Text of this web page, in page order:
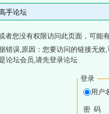
手论坛
者您没有权限访问此页面，可能
错误,原因：您要访问的链接无效
论坛会员,请先登录论坛
登录
用户
密 码